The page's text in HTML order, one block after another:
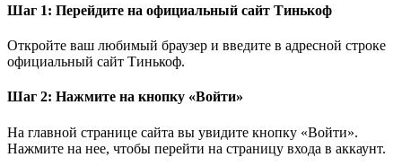
Шаг 1: Перейдите на официальный сайт Тинькоф
Откройте ваш любимый браузер и введите в адресной строке
официальный сайт Тинькоф.
Шаг 2: Нажмите на кнопку «Войти»
На главной странице сайта вы увидите кнопку «Войти».
Нажмите на нее, чтобы перейти на страницу входа в аккаунт.